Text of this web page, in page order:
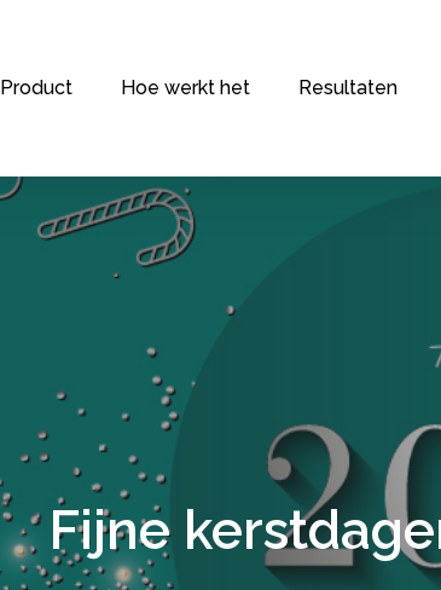
Product Hoe werkt het Resultaten
Fijne